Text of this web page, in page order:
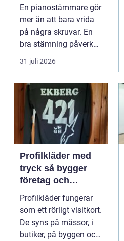
piano
En pianostämmare gör
mer än att bara vrida
på några skruvar. En
bra stämning påverkar
hur pianot låt...
31 juli 2026
Profilkläder med
tryck så bygger
företag och
klubbar en
starkare identitet
Profilkläder fungerar
som ett rörligt visitkort.
De syns på mässor, i
butiker, på byggen och